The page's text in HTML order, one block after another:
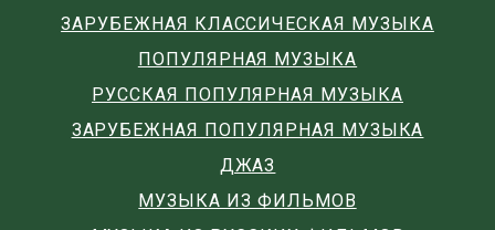
ЗАРУБЕЖНАЯ КЛАССИЧЕСКАЯ МУЗЫКА
ПОПУЛЯРНАЯ МУЗЫКА
РУССКАЯ ПОПУЛЯРНАЯ МУЗЫКА
ЗАРУБЕЖНАЯ ПОПУЛЯРНАЯ МУЗЫКА
ДЖАЗ
МУЗЫКА ИЗ ФИЛЬМОВ